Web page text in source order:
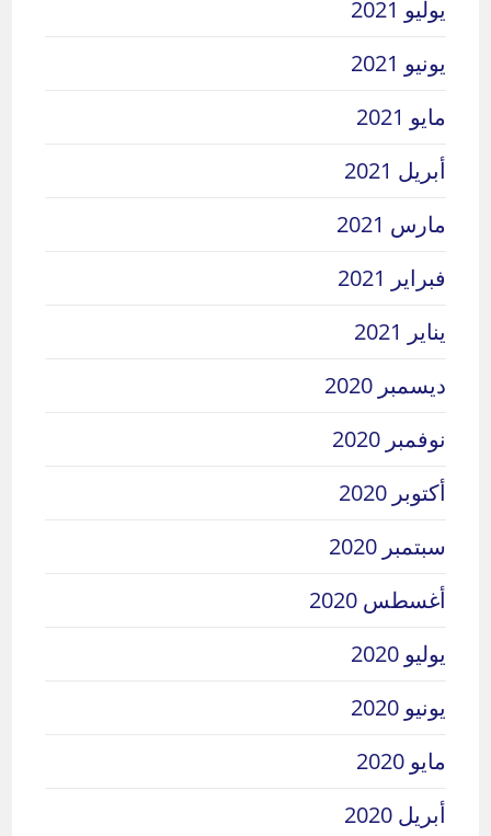
يوليو 2021
يونيو 2021
مايو 2021
أبريل 2021
مارس 2021
فبراير 2021
يناير 2021
ديسمبر 2020
نوفمبر 2020
أكتوبر 2020
سبتمبر 2020
أغسطس 2020
يوليو 2020
يونيو 2020
مايو 2020
أبريل 2020